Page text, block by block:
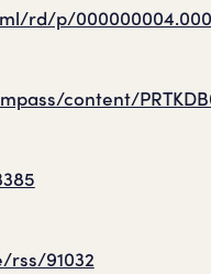
rd/p/
content/
91032